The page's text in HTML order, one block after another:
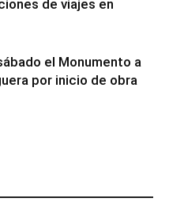
de viajes en
el Monumento a
por inicio de obra